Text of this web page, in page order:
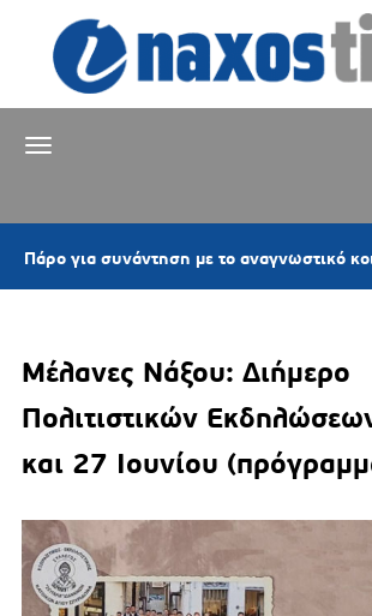
συνάντηση με το αναγνωστικό κοινό
Μέλανες Νάξου: Διήμερο
Πολιτιστικών
και 27 Ιουνίου